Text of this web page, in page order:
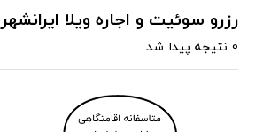
رزرو سوئیت و اجاره ویلا ایرانشهر
0 نتیجه پیدا شد